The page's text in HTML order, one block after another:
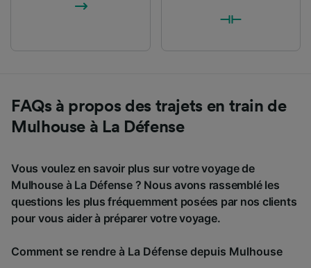
FAQs à propos des trajets en train de
Mulhouse à La Défense
Vous voulez en savoir plus sur votre voyage de
Mulhouse à La Défense ? Nous avons rassemblé les
questions les plus fréquemment posées par nos clients
pour vous aider à préparer votre voyage.
Comment se rendre à La Défense depuis Mulhouse